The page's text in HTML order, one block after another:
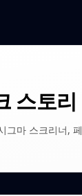
스토리
그마 스크리너,